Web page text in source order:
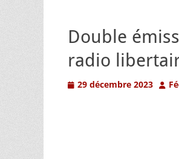
Double
radio
Posted
29 décembre 2023